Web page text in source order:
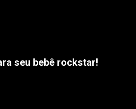
seu bebê rockstar!